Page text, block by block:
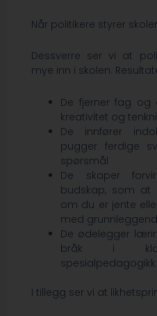
Når politikere styrer
Dessverre ser vi at
mye inn i skolen.
De fjerner fag og
kreativitet og
De innfører
pugger ferdige
spørsmål
De skaper
budskap, som at
om du er jente
med
De ødelegger
bråk i
I tillegg ser vi at